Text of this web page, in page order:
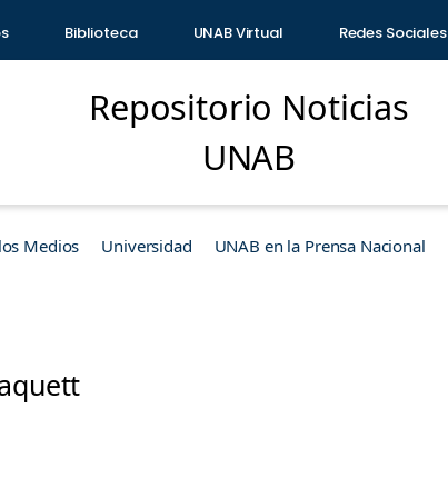
Biblioteca UNAB Virtual Redes Sociales
Repositorio Noticias
UNAB
Medios Universidad UNAB en la Prensa Nacional